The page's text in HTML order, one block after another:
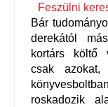
Feszülni
Bár
derekától
kortárs költő
csak azokat,
roskadozik